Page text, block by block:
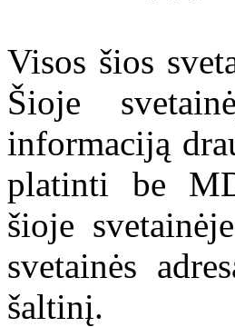
Visos šios
Šioje
informaciją
platinti be
šioje
svetainės
šaltinį.